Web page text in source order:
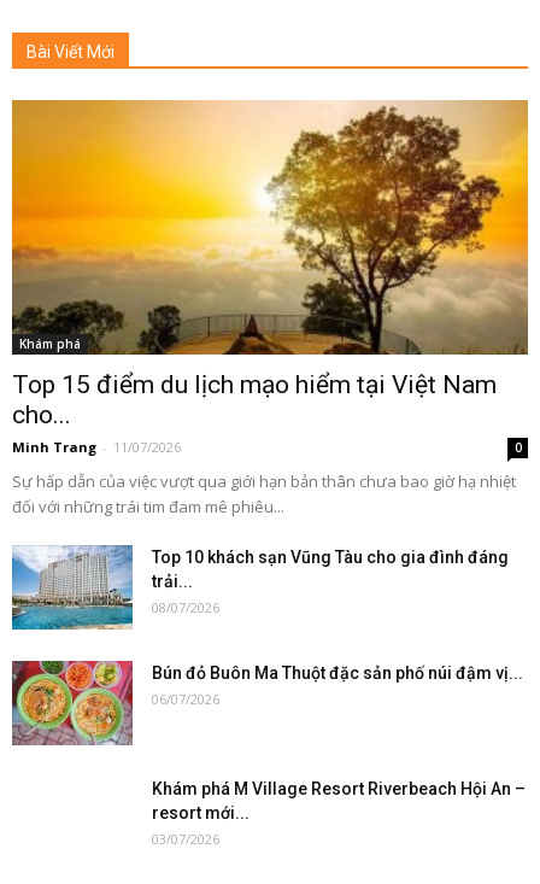
Bài Viết Mới
Khám phá
Top 15 điểm du lịch mạo hiểm tại Việt Nam
cho...
Minh Trang - 11/07/2026 0
Sự hấp dẫn của việc vượt qua giới hạn bản thân chưa bao giờ hạ nhiệt
đối với những trái tim đam mê phiêu...
Top 10 khách sạn Vũng Tàu cho gia đình đáng
trải...
08/07/2026
Bún đỏ Buôn Ma Thuột đặc sản phố núi đậm vị...
06/07/2026
Khám phá M Village Resort Riverbeach Hội An –
resort mới...
03/07/2026